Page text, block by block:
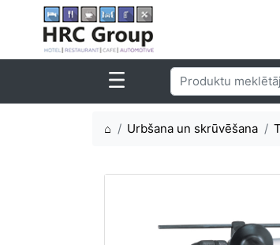
⌂ Urbšana un skrūvēšana